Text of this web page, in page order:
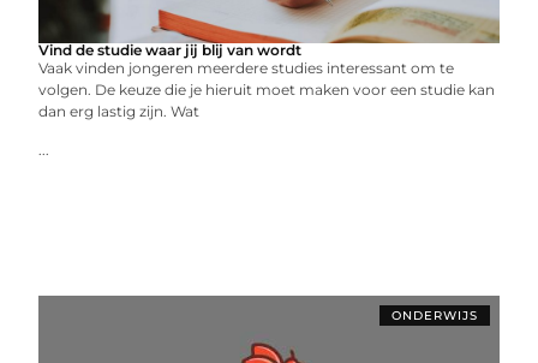
Vind de studie waar jij blij van wordt
Vaak vinden jongeren meerdere studies interessant om te
volgen. De keuze die je hieruit moet maken voor een studie kan
dan erg lastig zijn. Wat
...
ONDERWIJS